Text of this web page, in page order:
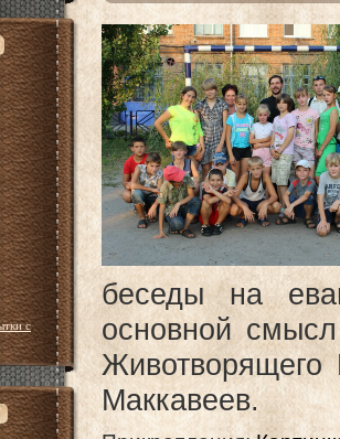
беседы на
основной
Животворящего
Маккавеев.